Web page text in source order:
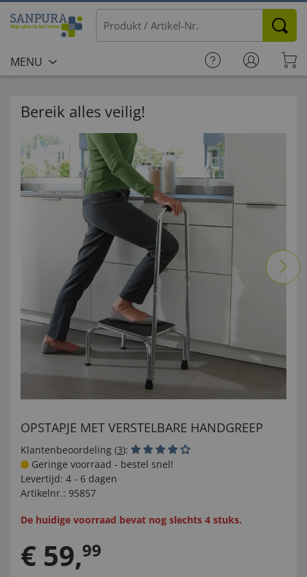
MENU
Bereik alles veilig!
OPSTAPJE MET VERSTELBARE HANDGREEP
Klantenbeoordeling (3):
Geringe voorraad - bestel snel!
Levertijd: 4 - 6 dagen
Artikelnr.: 95857
De huidige voorraad bevat nog slechts 4 stuks.
€ 59,99